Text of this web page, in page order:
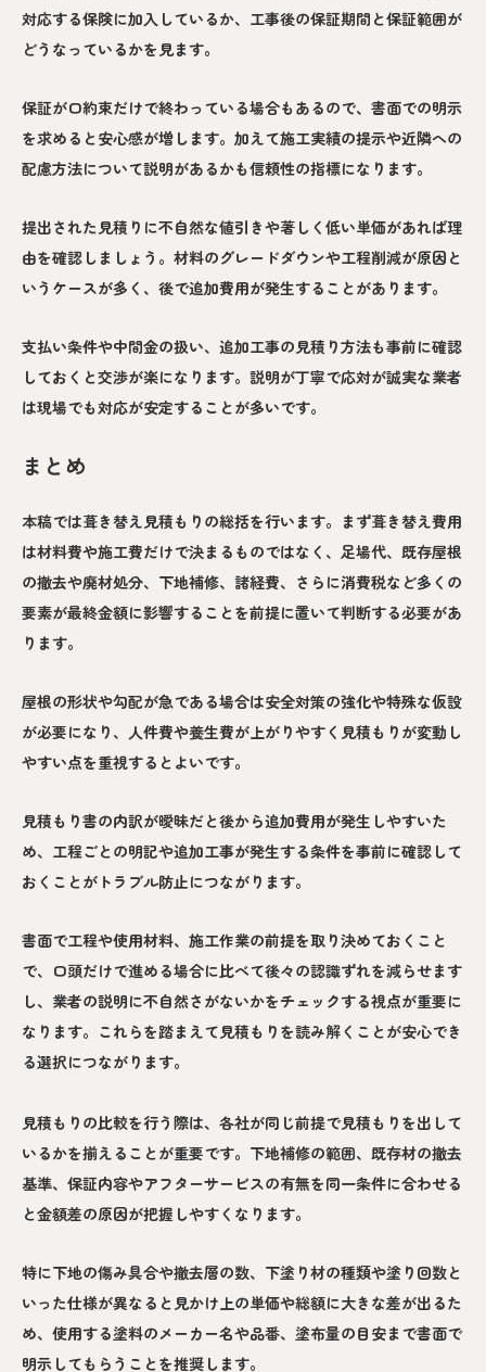
対応する保険に加入しているか、工事後の保証期間と保証範囲が
どうなっているかを見ます。
保証が口約束だけで終わっている場合もあるので、書面での明示
を求めると安心感が増します。加えて施工実績の提示や近隣への
配慮方法について説明があるかも信頼性の指標になります。
提出された見積りに不自然な値引きや著しく低い単価があれば理
由を確認しましょう。材料のグレードダウンや工程削減が原因と
いうケースが多く、後で追加費用が発生することがあります。
支払い条件や中間金の扱い、追加工事の見積り方法も事前に確認
しておくと交渉が楽になります。説明が丁寧で応対が誠実な業者
は現場でも対応が安定することが多いです。
まとめ
本稿では葺き替え見積もりの総括を行います。まず葺き替え費用
は材料費や施工費だけで決まるものではなく、足場代、既存屋根
の撤去や廃材処分、下地補修、諸経費、さらに消費税など多くの
要素が最終金額に影響することを前提に置いて判断する必要があ
ります。
屋根の形状や勾配が急である場合は安全対策の強化や特殊な仮設
が必要になり、人件費や養生費が上がりやすく見積もりが変動し
やすい点を重視するとよいです。
見積もり書の内訳が曖昧だと後から追加費用が発生しやすいた
め、工程ごとの明記や追加工事が発生する条件を事前に確認して
おくことがトラブル防止につながります。
書面で工程や使用材料、施工作業の前提を取り決めておくこと
で、口頭だけで進める場合に比べて後々の認識ずれを減らせます
し、業者の説明に不自然さがないかをチェックする視点が重要に
なります。これらを踏まえて見積もりを読み解くことが安心でき
る選択につながります。
見積もりの比較を行う際は、各社が同じ前提で見積もりを出して
いるかを揃えることが重要です。下地補修の範囲、既存材の撤去
基準、保証内容やアフターサービスの有無を同一条件に合わせる
と金額差の原因が把握しやすくなります。
特に下地の傷み具合や撤去層の数、下塗り材の種類や塗り回数と
いった仕様が異なると見かけ上の単価や総額に大きな差が出るた
め、使用する塗料のメーカー名や品番、塗布量の目安まで書面で
明示してもらうことを推奨します。